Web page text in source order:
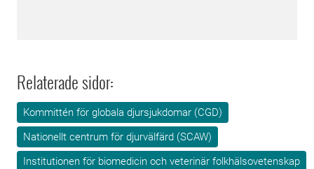
Relaterade sidor:
Kommittén för globala djursjukdomar (CGD)
Nationellt centrum för djurvälfärd (SCAW)
Institutionen för biomedicin och veterinär folkhälsovetenskap